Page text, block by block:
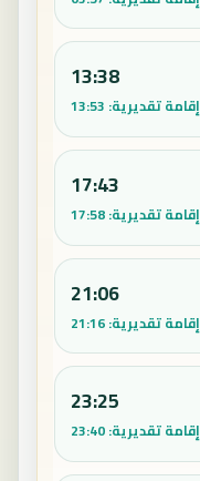
13:38
إقامة تقديرية: 13:53
17:43
إقامة تقديرية:17:58
21:06
إقامة تقديرية:21:16
23:25
إقامة تقديرية:23:40